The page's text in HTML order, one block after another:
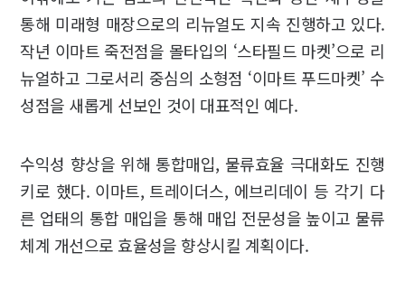
통해 미래형 매장으로의 리뉴얼도 지속 진행하고 있다.
작년 이마트 죽전점을 몰타입의 ‘스타필드 마켓’으로 리
뉴얼하고 그로서리 중심의 소형점 ‘이마트 푸드마켓’ 수
성점을 새롭게 선보인 것이 대표적인 예다.
수익성 향상을 위해 통합매입, 물류효율 극대화도 진행
키로 했다. 이마트, 트레이더스, 에브리데이 등 각기 다
른 업태의 통합 매입을 통해 매입 전문성을 높이고 물류
체계 개선으로 효율성을 향상시킬 계획이다.